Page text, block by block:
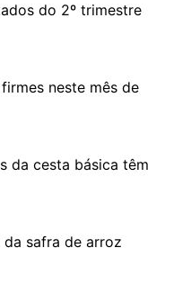
do 2º trimestre
neste mês de
da cesta básica têm
safra de arroz